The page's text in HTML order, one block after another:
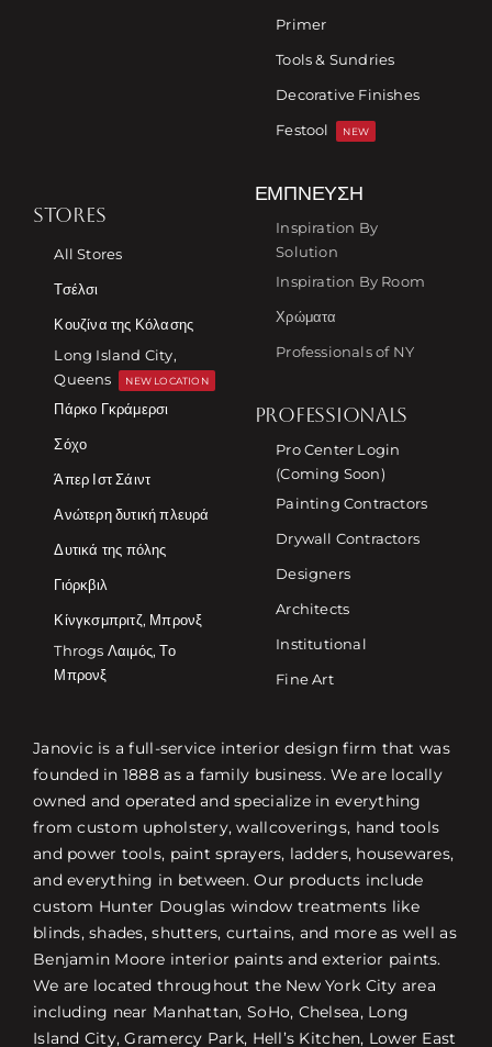
Primer
Tools & Sundries
Decorative Finishes
Festool
NEW
STORES
All Stores
Τσέλσι
Κουζίνα της Κόλασης
Long Island City,
Queens
NEW LOCATION
Πάρκο Γκράμερσι
Σόχο
Άπερ Ιστ Σάιντ
Ανώτερη δυτική πλευρά
Δυτικά της πόλης
Γιόρκβιλ
Κίνγκσμπριτζ, Μπρονξ
Throgs Λαιμός, Το
Μπρονξ
ΈΜΠΝΕΥΣΗ
Inspiration By
Solution
Inspiration By Room
Χρώματα
Professionals of NY
PROFESSIONALS
Pro Center Login
(Coming Soon)
Painting Contractors
Drywall Contractors
Designers
Architects
Institutional
Fine Art
Janovic is a full-service interior design firm that was
founded in 1888 as a family business. We are locally
owned and operated and specialize in everything
from custom upholstery, wallcoverings, hand tools
and power tools, paint sprayers, ladders, housewares,
and everything in between. Our products include
custom Hunter Douglas window treatments like
blinds, shades, shutters, curtains, and more as well as
Benjamin Moore interior paints and exterior paints.
We are located throughout the New York City area
including near Manhattan, SoHo, Chelsea, Long
Island City, Gramercy Park, Hell’s Kitchen, Lower East